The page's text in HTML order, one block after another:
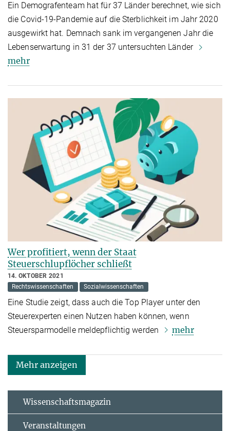
Ein Demografenteam hat für 37 Länder berechnet, wie sich
die Covid-19-Pandemie auf die Sterblichkeit im Jahr 2020
ausgewirkt hat. Demnach sank im vergangenen Jahr die
Lebenserwartung in 31 der 37 untersuchten Länder
mehr
Wer profitiert, wenn der Staat
Steuerschlupflöcher schließt
14. OKTOBER 2021
Rechtswissenschaften
Sozialwissenschaften
Eine Studie zeigt, dass auch die Top Player unter den
Steuerexperten einen Nutzen haben können, wenn
Steuersparmodelle meldepflichtig werden
mehr
Mehr anzeigen
Wissenschaftsmagazin
Veranstaltungen